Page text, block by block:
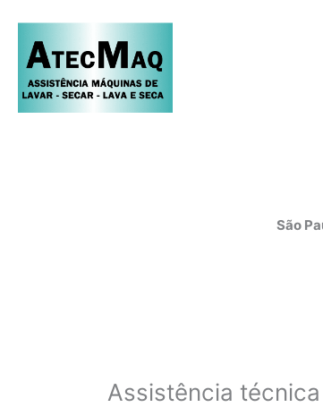
conteúdo
São
Assistência